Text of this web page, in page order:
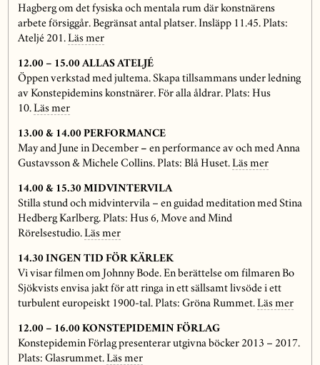
Hagberg om det fysiska och mentala rum där konstnärens
arbete försiggår. Begränsat antal platser. Insläpp 11.45. Plats:
Ateljé 201. Läs mer
12.00 – 15.00 ALLAS ATELJÉ
Öppen verkstad med jultema. Skapa tillsammans under ledning
av Konstepidemins konstnärer. För alla åldrar. Plats: Hus
10. Läs mer
13.00 & 14.00 PERFORMANCE
May and June in December– en performance av och med Anna
Gustavsson & Michele Collins. Plats: Blå Huset. Läs mer
14.00 & 15.30 MIDVINTERVILA
Stilla stund och midvintervila – en guidad meditation med Stina
Hedberg Karlberg. Plats: Hus 6, Move and Mind
Rörelsestudio. Läs mer
14.30 INGEN TID FÖR KÄRLEK
Vi visar filmen om Johnny Bode. En berättelse om filmaren Bo
Sjökvists envisa jakt för att ringa in ett sällsamt livsöde i ett
turbulent europeiskt 1900-tal. Plats: Gröna Rummet. Läs mer
12.00 – 16.00 KONSTEPIDEMIN FÖRLAG
Konstepidemin Förlag presenterar utgivna böcker 2013 – 2017.
Plats: Glasrummet. Läs mer